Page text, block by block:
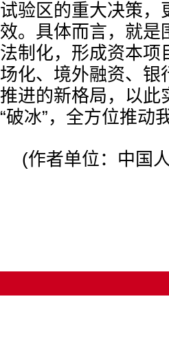
试验区的重大决策，
效。具体而言，就是
法制化，形成资本项
场化、境外融资、银
推进的新格局，以此
“破冰”，全方位推动
(作者单位：中国